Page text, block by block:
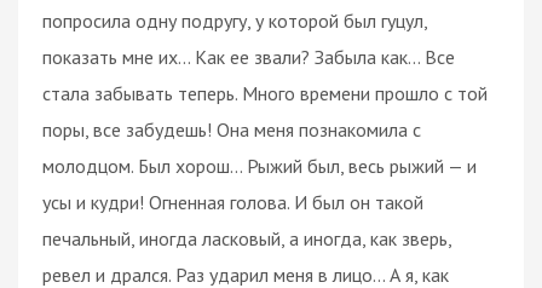
попросила одну подругу, у которой был гуцул,
показать мне их... Как ее звали? Забыла как... Все
стала забывать теперь. Много времени прошло с той
поры, все забудешь! Она меня познакомила с
молодцом. Был хорош... Рыжий был, весь рыжий — и
усы и кудри! Огненная голова. И был он такой
печальный, иногда ласковый, а иногда, как зверь,
ревел и дрался. Раз ударил меня в лицо... А я, как